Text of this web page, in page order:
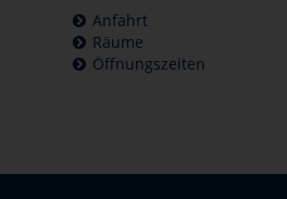
Anfahrt
Räume
Öffnungszeiten